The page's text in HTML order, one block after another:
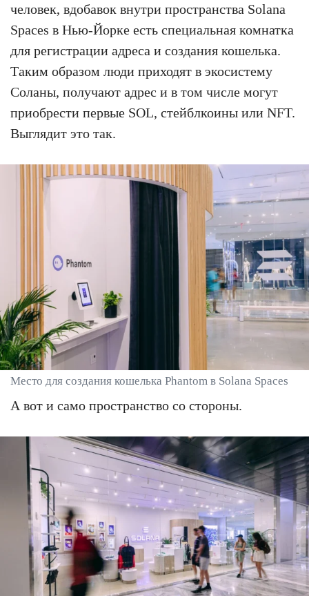
человек, вдобавок внутри пространства Solana
Spaces в Нью-Йорке есть специальная комнатка
для регистрации адреса и создания кошелька.
Таким образом люди приходят в экосистему
Соланы, получают адрес и в том числе могут
приобрести первые SOL, стейблкоины или NFT.
Выглядит это так.
Место для создания кошелька Phantom в Solana Spaces
А вот и само пространство со стороны.